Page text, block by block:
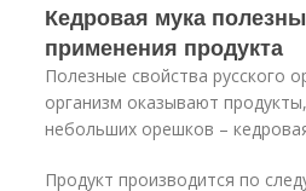
Кедровая мука
применения продукта
Полезные свойства русского
организм оказывают
небольших орешков –
Продукт производится по